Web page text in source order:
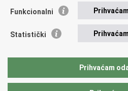
Policijska akademija
Zaklada policijske solidarnosti
Udruge
Funkcionalni Prihvaćam
Statistički Prihvaćam
Prihvaćam